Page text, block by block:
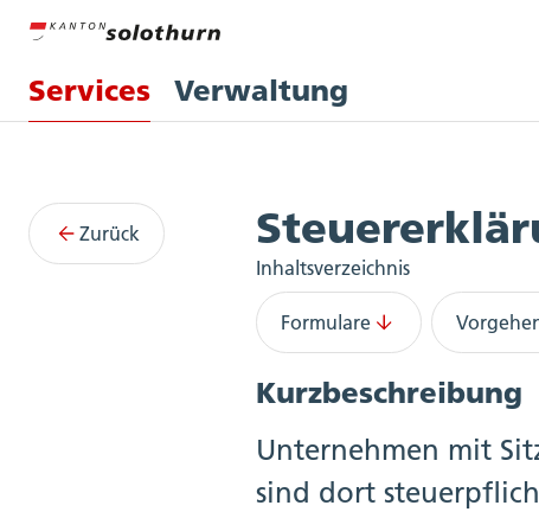
Services Verwaltung
Services
Zurück
Inhaltsverzeichnis
Formulare
Kurzbeschreibung
Unternehmen mit
sind dort